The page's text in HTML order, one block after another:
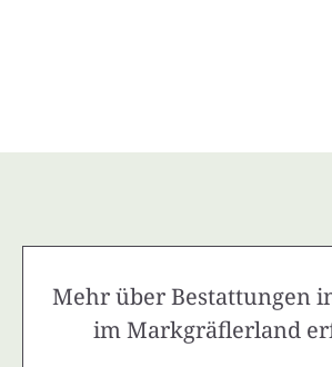
Mehr über Bestattungen
im Markgräflerland